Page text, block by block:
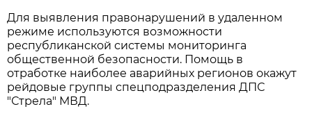
Для выявления правонарушений в удаленном
режиме используются возможности
республиканской системы мониторинга
общественной безопасности. Помощь в
отработке наиболее аварийных регионов окажут
рейдовые группы спецподразделения ДПС
"Стрела" МВД.